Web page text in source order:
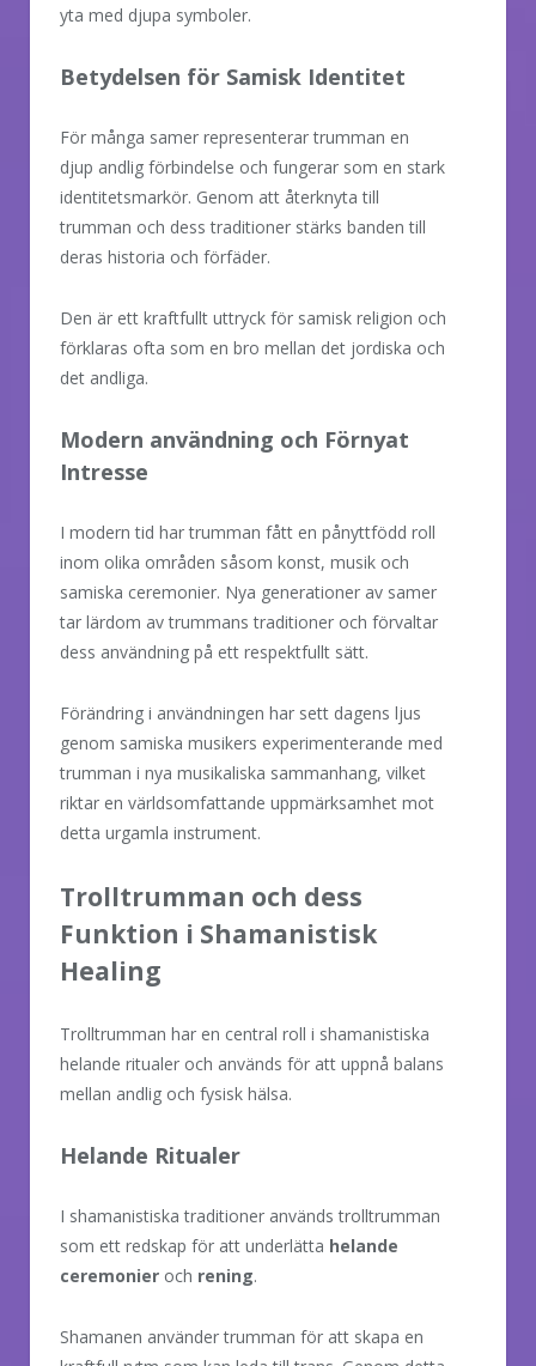
yta med djupa symboler.
Betydelsen för Samisk Identitet
För många samer representerar trumman en
djup andlig förbindelse och fungerar som en stark
identitetsmarkör. Genom att återknyta till
trumman och dess traditioner stärks banden till
deras historia och förfäder.
Den är ett kraftfullt uttryck för samisk religion och
förklaras ofta som en bro mellan det jordiska och
det andliga.
Modern användning och Förnyat
Intresse
I modern tid har trumman fått en pånyttfödd roll
inom olika områden såsom konst, musik och
samiska ceremonier. Nya generationer av samer
tar lärdom av trummans traditioner och förvaltar
dess användning på ett respektfullt sätt.
Förändring i användningen har sett dagens ljus
genom samiska musikers experimenterande med
trumman i nya musikaliska sammanhang, vilket
riktar en världsomfattande uppmärksamhet mot
detta urgamla instrument.
Trolltrumman och dess
Funktion i Shamanistisk
Healing
Trolltrumman har en central roll i shamanistiska
helande ritualer och används för att uppnå balans
mellan andlig och fysisk hälsa.
Helande Ritualer
I shamanistiska traditioner används trolltrumman
som ett redskap för att underlätta helande
ceremonier och rening.
Shamanen använder trumman för att skapa en